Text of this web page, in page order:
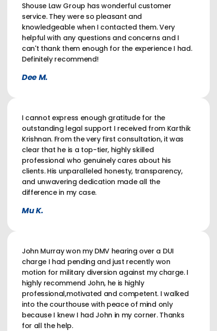
Shouse Law Group has wonderful customer
service. They were so pleasant and
knowledgeable when I contacted them. Very
helpful with any questions and concerns and I
can't thank them enough for the experience I had.
Definitely recommend!
Dee M.
I cannot express enough gratitude for the
outstanding legal support I received from Karthik
Krishnan. From the very first consultation, it was
clear that he is a top-tier, highly skilled
professional who genuinely cares about his
clients. His unparalleled honesty, transparency,
and unwavering dedication made all the
difference in my case.
Mu K.
John Murray won my DMV hearing over a DUI
charge I had pending and just recently won
motion for military diversion against my charge. I
highly recommend John, he is highly
professional,motivated and competent. I walked
into the courthouse with peace of mind only
because I knew I had John in my corner. Thanks
for all the help.